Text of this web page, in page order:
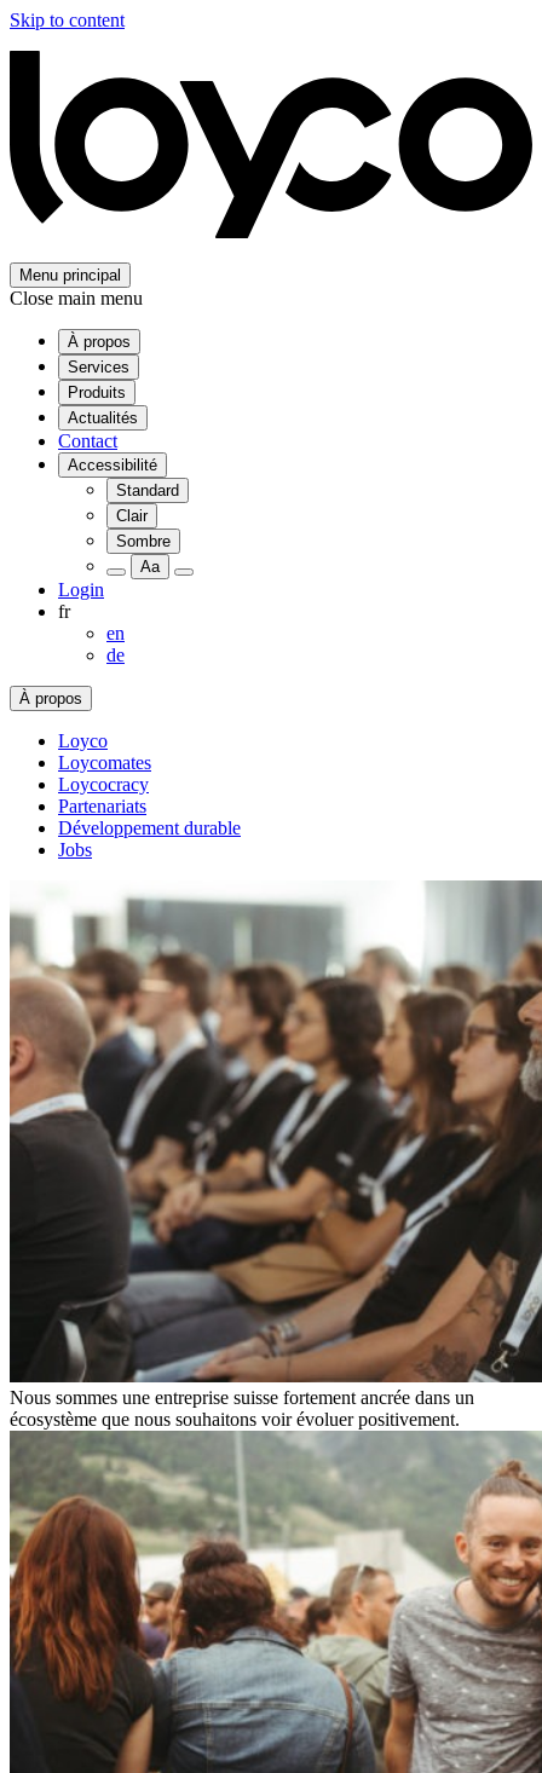
Skip to content
Menu principal
Close main menu
À propos
Services
Produits
Actualités
Contact
Accessibilité
Standard
Clair
Sombre
Aa
Login
fr
en
de
À propos
Loyco
Loycomates
Loycocracy
Partenariats
Développement durable
Jobs
Nous sommes une entreprise suisse fortement ancrée dans un
écosystème que nous souhaitons voir évoluer positivement.